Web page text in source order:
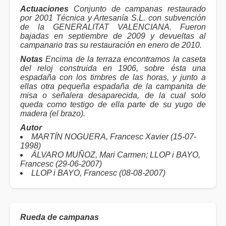
Actuaciones Conjunto de campanas restaurado
por 2001 Técnica y Artesanía S.L. con subvención
de la GENERALITAT VALENCIANA. Fueron
bajadas en septiembre de 2009 y devueltas al
campanario tras su restauración en enero de 2010.
Notas Encima de la terraza encontramos la caseta
del reloj construida en 1906, sobre ésta una
espadaña con los timbres de las horas, y junto a
ellas otra pequeña espadaña de la campanita de
misa o señalera desaparecida, de la cual solo
queda como testigo de ella parte de su yugo de
madera (el brazo).
Autor
MARTÍN NOGUERA, Francesc Xavier (15-07-
1998)
ÁLVARO MUÑOZ, Mari Carmen; LLOP i BAYO,
Francesc (29-06-2007)
LLOP i BAYO, Francesc (08-08-2007)
Rueda de campanas